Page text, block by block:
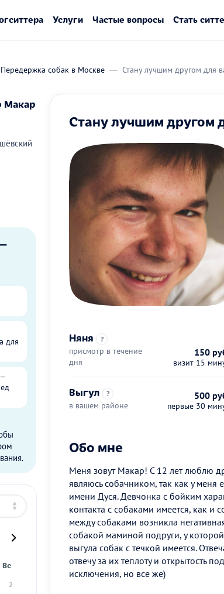
Услуги Частые вопросы Стать
Передержка собак в Москве Стану лучшим другом для
Макар
для
Вс
2
Стану лучшим другом
Няня ?
присмотр в течение
дня
150
визит 15
Выгул ?
в вашем районе
500
первые 30
Обо мне
Меня зовут Макар! С 12 лет люблю
являюсь собачником, так как у меня
имени Дуся. Девчонка с бойким
контакта с собаками имеется, как и
между собаками возникла
собакой маминой подруги, у
выгула собак с течкой имеется.
отвечу за их теплоту и открытость
исключения, но все же)